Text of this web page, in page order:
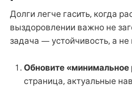
Долги легче гасить, когда
выздоровлении важно не
задача — устойчивость, а не
Обновите
страница, актуальные